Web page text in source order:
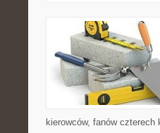
kierowców, fanów czterech